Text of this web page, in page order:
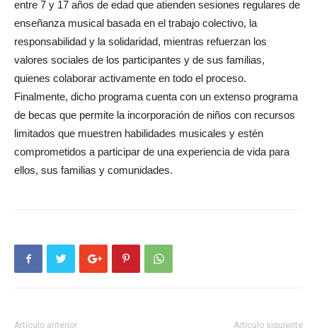
entre 7 y 17 años de edad que atienden sesiones regulares de
enseñanza musical basada en el trabajo colectivo, la
responsabilidad y la solidaridad, mientras refuerzan los
valores sociales de los participantes y de sus familias,
quienes colaborar activamente en todo el proceso.
Finalmente, dicho programa cuenta con un extenso programa
de becas que permite la incorporación de niños con recursos
limitados que muestren habilidades musicales y estén
comprometidos a participar de una experiencia de vida para
ellos, sus familias y comunidades.
Artículo anterior Artículo siguiente